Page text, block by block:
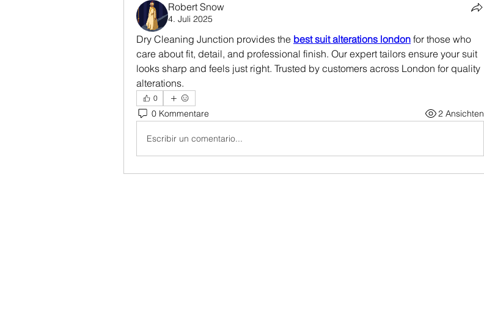
Robert Snow
4. Juli 2025
Dry Cleaning Junction provides the best suit alterations london for those who
care about fit, detail, and professional finish. Our expert tailors ensure your suit
looks sharp and feels just right. Trusted by customers across London for quality
alterations.
0
0 Kommentare 2 Ansichten
Escribir un comentario...